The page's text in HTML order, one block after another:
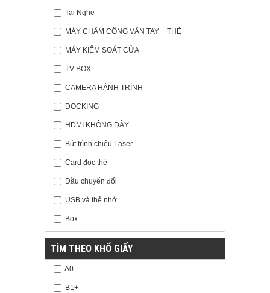
Tai Nghe
MÁY CHẤM CÔNG VÂN TAY + THẺ
MÁY KIỂM SOÁT CỬA
TV BOX
CAMERA HÀNH TRÌNH
DOCKING
HDMI KHÔNG DÂY
Bút trình chiếu Laser
Card đọc thẻ
Đầu chuyển đổi
USB và thẻ nhớ
Box
TÌM THEO KHỔ GIẤY
A0
B1+